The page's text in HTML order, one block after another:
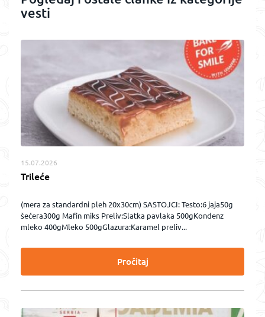
vesti
15.07.2026
Trileće
(mera za standardni pleh 20x30cm) SASTOJCI: Testo:6 jaja50g
šećera300g Mafin miks Preliv:Slatka pavlaka 500gKondenz
mleko 400gMleko 500gGlazura:Karamel preliv...
Pročitaj